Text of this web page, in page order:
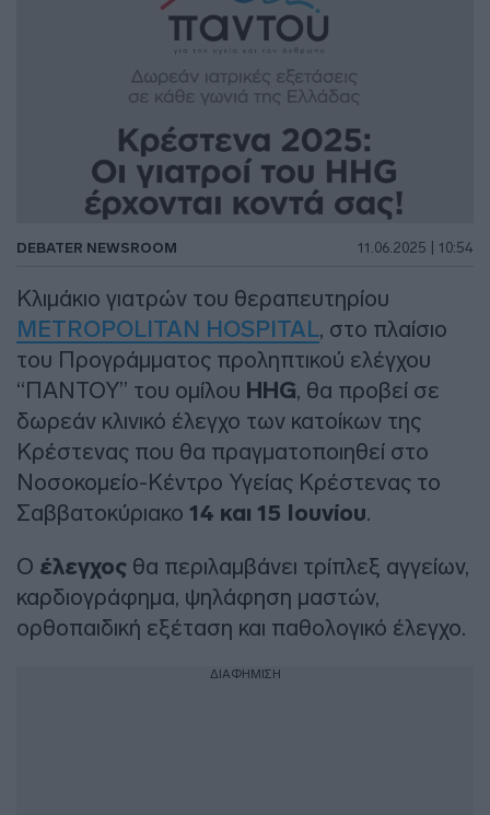
DEBATER NEWSROOM 11.06.2025 | 10:54
Κλιμάκιο γιατρών του θεραπευτηρίου
METROPOLITAN HOSPITAL, στο πλαίσιο
του Προγράμματος προληπτικού ελέγχου
“ΠΑΝΤΟΥ” του ομίλου HHG, θα προβεί σε
δωρεάν κλινικό έλεγχο των κατοίκων της
Κρέστενας που θα πραγματοποιηθεί στο
Νοσοκομείο-Κέντρο Υγείας Κρέστενας το
Σαββατοκύριακο 14 και 15 Ιουνίου.
Ο έλεγχος θα περιλαμβάνει τρίπλεξ αγγείων,
καρδιογράφημα, ψηλάφηση μαστών,
ορθοπαιδική εξέταση και παθολογικό έλεγχο.
ΔΙΑΦΗΜΙΣΗ